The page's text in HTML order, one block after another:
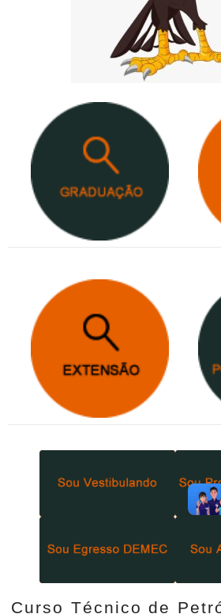
Curso Técnico de